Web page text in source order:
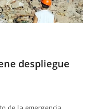
despliegue